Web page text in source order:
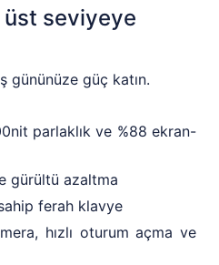
seviyeye
gününüze güç katın.
parlaklık ve %88 ekran-
gürültü azaltma
ferah klavye
hızlı oturum açma ve